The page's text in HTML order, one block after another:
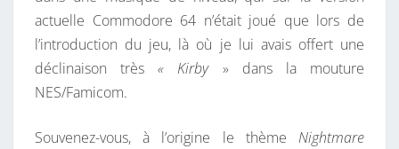
actuelle Commodore 64 n’était joué que lors de
l’introduction du jeu, là où je lui avais offert une
déclinaison très« Kirby» dans la mouture
NES/Famicom.
Souvenez-vous, à l’origine le thème Nightmare